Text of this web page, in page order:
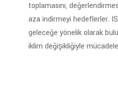
toplamasını,
aza indirmeyi hedeflerler.
geleceğe yönelik olarak
iklim değişikliğiyle